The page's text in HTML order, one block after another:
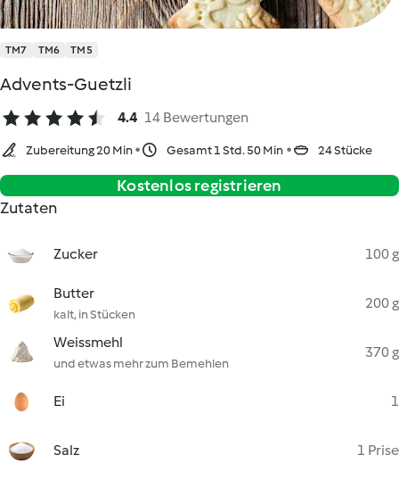
TM7 TM6 TM5
Advents-Guetzli
4.4 14 Bewertungen
Zubereitung 20 Min Gesamt 1 Std. 50 Min 24 Stücke
Kostenlos registrieren
Zutaten
Zucker 100 g
Butter
kalt, in Stücken
200 g
Weissmehl
und etwas mehr zum Bemehlen
370 g
Ei 1
Salz 1 Prise